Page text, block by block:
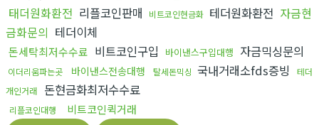
태더원화환전 리플코인판매 비트코인현금화 테더원화환전 자금현
금화문의 테더이체
돈세탁최저수수료 비트코인구입 바이낸스구입대행 자금믹싱문의
이더리움파는곳 바이낸스전송대행 탈세돈믹싱 국내거래소fds증빙
테더
개인거래
돈현금화최저수수료
리플코인대행 비트코인퀵거래